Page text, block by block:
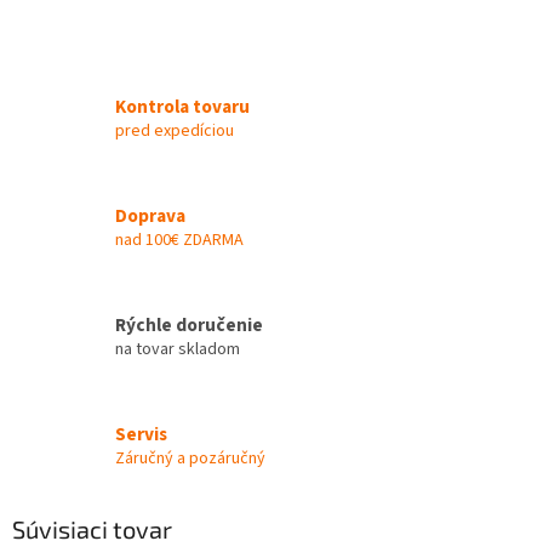
Kontrola tovaru
pred expedíciou
Doprava
nad 100€ ZDARMA
Rýchle doručenie
na tovar skladom
Servis
Záručný a pozáručný
Súvisiaci tovar